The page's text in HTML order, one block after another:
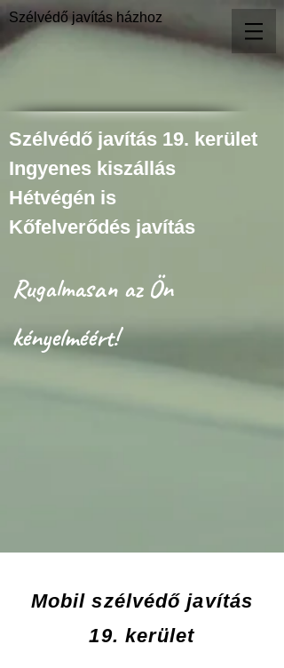
Szélvédő javítás házhoz
Szélvédő javítás 19. kerület
Ingyenes kiszállás
Hétvégén is
Kőfelverődés javítás
Rugalmasan az Ön
kényelméért!
Mobil szélvédő javítás
19. kerület